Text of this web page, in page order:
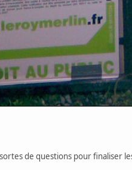
de questions pour finaliser